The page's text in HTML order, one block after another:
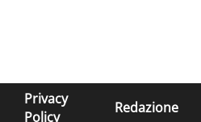
Privacy
Policy
Redazione